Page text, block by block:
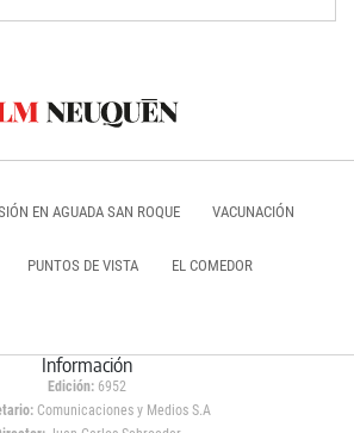
EN AGUADA SAN ROQUE VACUNACIÓN
PUNTOS DE VISTA EL COMEDOR
Información
Edición: 6952
Comunicaciones y Medios S.A